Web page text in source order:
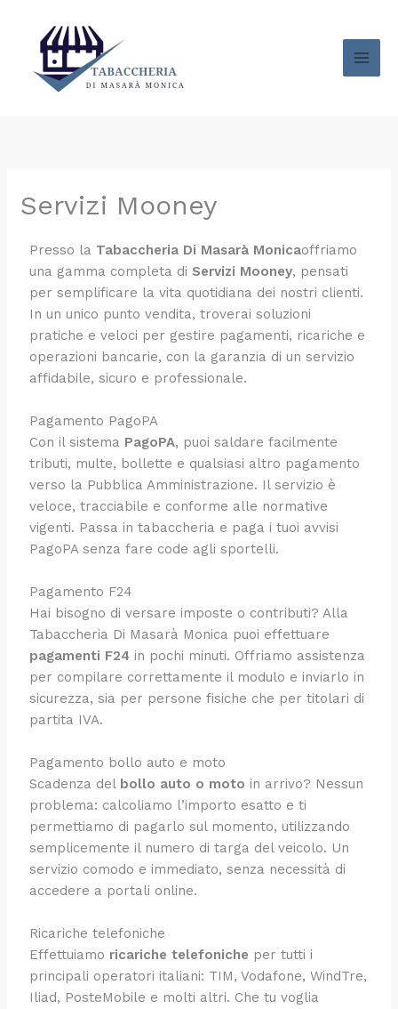
contenuto
Servizi Mooney
Presso la Tabaccheria Di Masarà Monicaoffriamo
una gamma completa di Servizi Mooney, pensati
per semplificare la vita quotidiana dei nostri clienti.
In un unico punto vendita, troverai soluzioni
pratiche e veloci per gestire pagamenti, ricariche e
operazioni bancarie, con la garanzia di un servizio
affidabile, sicuro e professionale.
Pagamento PagoPA
Con il sistema PagoPA, puoi saldare facilmente
tributi, multe, bollette e qualsiasi altro pagamento
verso la Pubblica Amministrazione. Il servizio è
veloce, tracciabile e conforme alle normative
vigenti. Passa in tabaccheria e paga i tuoi avvisi
PagoPA senza fare code agli sportelli.
Pagamento F24
Hai bisogno di versare imposte o contributi? Alla
Tabaccheria Di Masarà Monica puoi effettuare
pagamenti F24 in pochi minuti. Offriamo assistenza
per compilare correttamente il modulo e inviarlo in
sicurezza, sia per persone fisiche che per titolari di
partita IVA.
Pagamento bollo auto e moto
Scadenza del bollo auto o moto in arrivo? Nessun
problema: calcoliamo l’importo esatto e ti
permettiamo di pagarlo sul momento, utilizzando
semplicemente il numero di targa del veicolo. Un
servizio comodo e immediato, senza necessità di
accedere a portali online.
Ricariche telefoniche
Effettuiamo ricariche telefoniche per tutti i
principali operatori italiani: TIM, Vodafone, WindTre,
Iliad, PosteMobile e molti altri. Che tu voglia